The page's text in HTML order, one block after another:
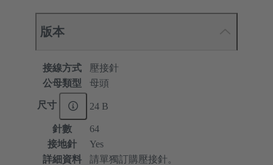
版本
接線方式
壓接針
公母類型
母頭
尺寸 24 B
針數
64
接地針
Yes
詳細資料
請單獨訂購壓接針。